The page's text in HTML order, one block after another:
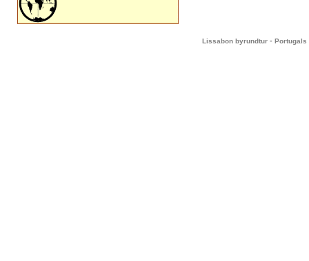
Lissabon byrundtur - Portugals